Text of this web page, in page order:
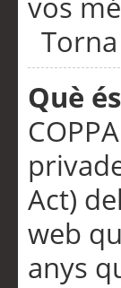
Torna
Què
Act)
web
anys